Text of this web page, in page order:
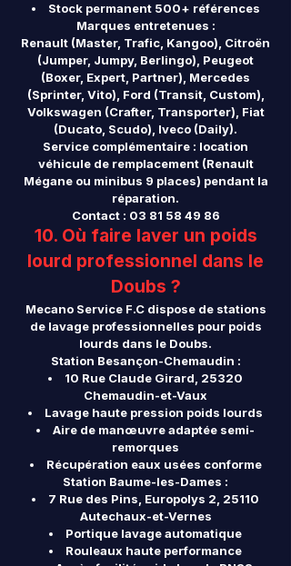
Stock permanent 500+ références
Marques entretenues :
Renault (Master, Trafic, Kangoo), Citroën
(Jumper, Jumpy, Berlingo), Peugeot
(Boxer, Expert, Partner), Mercedes
(Sprinter, Vito), Ford (Transit, Custom),
Volkswagen (Crafter, Transporter), Fiat
(Ducato, Scudo), Iveco (Daily).
Service complémentaire : location
véhicule de remplacement (Renault
Mégane ou minibus 9 places) pendant la
réparation.
Contact : 03 81 58 49 86
10. Où faire laver un poids
lourd professionnel dans le
Doubs ?
Mecano Service F.C dispose de stations
de lavage professionnelles pour poids
lourds dans le Doubs.
Station Besançon-Chemaudin :
10 Rue Claude Girard, 25320
Chemaudin-et-Vaux
Lavage haute pression poids lourds
Aire de manœuvre adaptée semi-
remorques
Récupération eaux usées conforme
Station Baume-les-Dames :
7 Rue des Pins, Europolys 2, 25110
Autechaux-et-Vernes
Portique lavage automatique
Rouleaux haute performance